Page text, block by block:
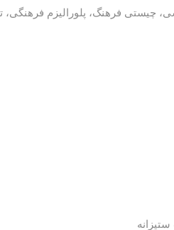
چیستی فرهنگ، پلورالیزم